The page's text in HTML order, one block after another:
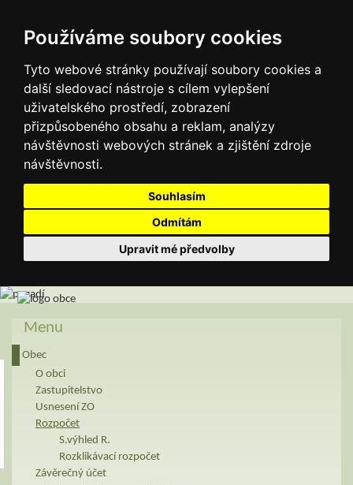
Používáme soubory cookies
Tyto webové stránky používají soubory cookies a
další sledovací nástroje s cílem vylepšení
uživatelského prostředí, zobrazení
přizpůsobeného obsahu a reklam, analýzy
návštěvnosti webových stránek a zjištění zdroje
návštěvnosti.
Souhlasím
Odmítám
Upravit mé předvolby
Menu
Obec
O obci
Zastupitelstvo
Usnesení ZO
Rozpočet
S.výhled R.
Rozklikávací rozpočet
Závěrečný účet